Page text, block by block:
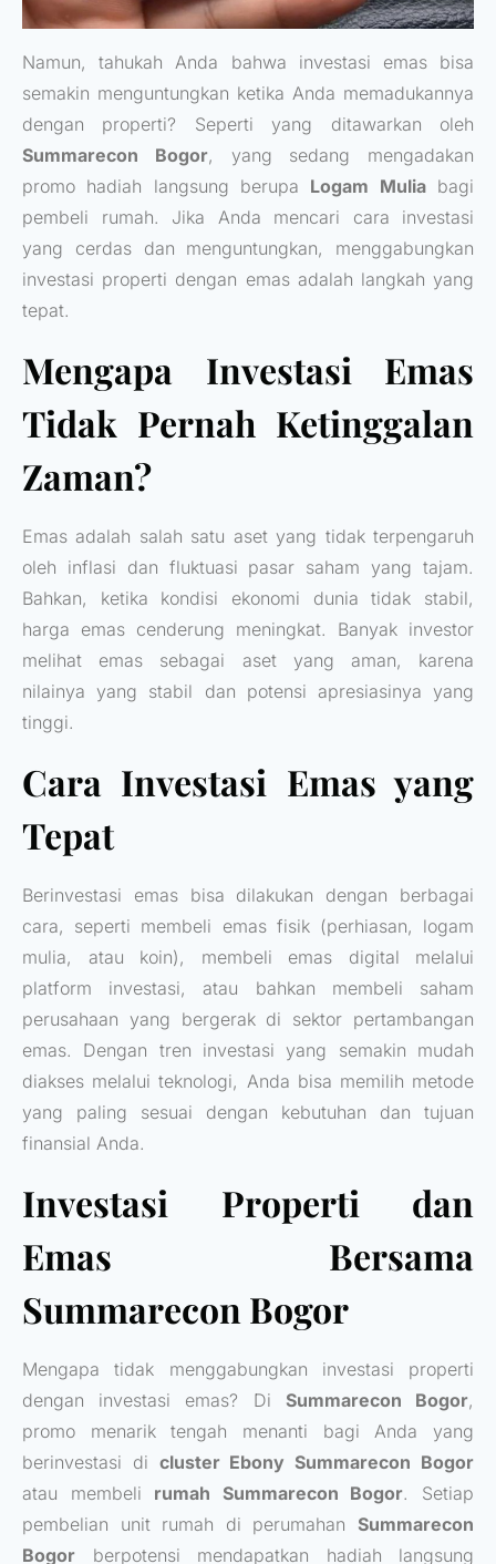
Namun, tahukah Anda bahwa investasi emas bisa
semakin menguntungkan ketika Anda memadukannya
dengan properti? Seperti yang ditawarkan oleh
Summarecon Bogor, yang sedang mengadakan
promo hadiah langsung berupa Logam Muliabagi
pembeli rumah. Jika Anda mencari cara investasi
yang cerdas dan menguntungkan, menggabungkan
investasi properti dengan emas adalah langkah yang
tepat.
Mengapa Investasi Emas
Tidak Pernah Ketinggalan
Zaman?
Emas adalah salah satu aset yang tidak terpengaruh
oleh inflasi dan fluktuasi pasar saham yang tajam.
Bahkan, ketika kondisi ekonomi dunia tidak stabil,
harga emas cenderung meningkat. Banyak investor
melihat emas sebagai aset yang aman, karena
nilainya yang stabil dan potensi apresiasinya yang
tinggi.
Cara Investasi Emas yang
Tepat
Berinvestasi emas bisa dilakukan dengan berbagai
cara, seperti membeli emas fisik (perhiasan, logam
mulia, atau koin), membeli emas digital melalui
platform investasi, atau bahkan membeli saham
perusahaan yang bergerak di sektor pertambangan
emas. Dengan tren investasi yang semakin mudah
diakses melalui teknologi, Anda bisa memilih metode
yang paling sesuai dengan kebutuhan dan tujuan
finansial Anda.
Investasi Properti dan
Emas Bersama
Summarecon Bogor
Mengapa tidak menggabungkan investasi properti
dengan investasi emas? Di Summarecon Bogor,
promo menarik tengah menanti bagi Anda yang
berinvestasi di cluster Ebony Summarecon Bogor
atau membeli rumah Summarecon Bogor. Setiap
pembelian unit rumah di perumahan Summarecon
Bogor berpotensi mendapatkan hadiah langsung